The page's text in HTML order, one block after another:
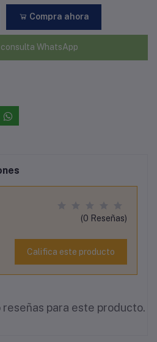
Compra ahora
consulta WhatsApp
(0 Reseñas)
Califica este producto
reseñas para este producto.